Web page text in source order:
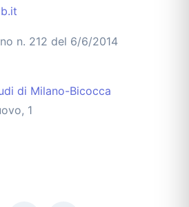
n. 212 del 6/6/2014
di Milano-Bicocca
1